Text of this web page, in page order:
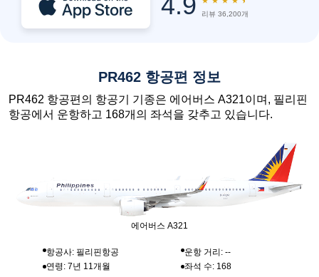
리뷰 36,200개
PR462 항공편 정보
PR462 항공편의 항공기 기종은 에어버스 A321이며, 필리핀
항공에서 운항하고 168개의 좌석을 갖추고 있습니다.
에어버스 A321
항공사: 필리핀항공
운항 거리: --
연령: 7년 11개월
좌석 수: 168